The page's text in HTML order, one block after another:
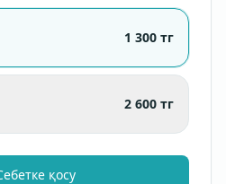
1 300 тг
2 600 тг
қосу